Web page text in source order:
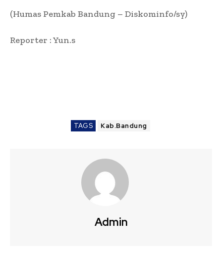
(Humas Pemkab Bandung – Diskominfo/sy)
Reporter : Yun.s
TAGS Kab.Bandung
Admin